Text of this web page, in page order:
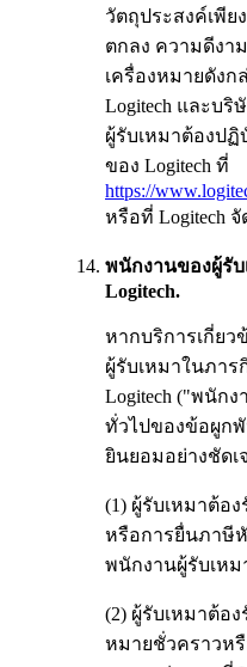
วัตถุประสงค์เพีย
ตกลง ความดีงา
เครื่องหมายดังก
Logitech และบริ
ผู้รับเหมาต้องป
ของ Logitech ที่
https://
หรือที่ Logitech
พนักงานของผู้รั
Logitech.
หากบริการเกี่ย
ผู้รับเหมาในภาร
Logitech ("พนัก
ทั่วไปของข้อผูก
ยินยอมอย่างชัดเ
(1) ผู้รับเหมาต้อ
หรือการยื่นภาษี
พนักงานผู้รับเห
(2) ผู้รับเหมาต้อ
หมายชั่วคราวห